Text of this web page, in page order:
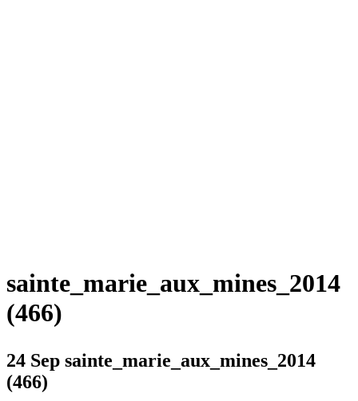
sainte_marie_aux_mines_2014
(466)
24 Sep sainte_marie_aux_mines_2014
(466)